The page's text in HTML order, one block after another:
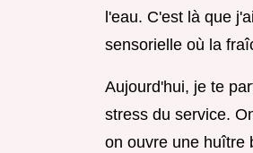
l'eau. C'est là que
sensorielle où la
Aujourd'hui, je te
stress du service.
on ouvre une huître